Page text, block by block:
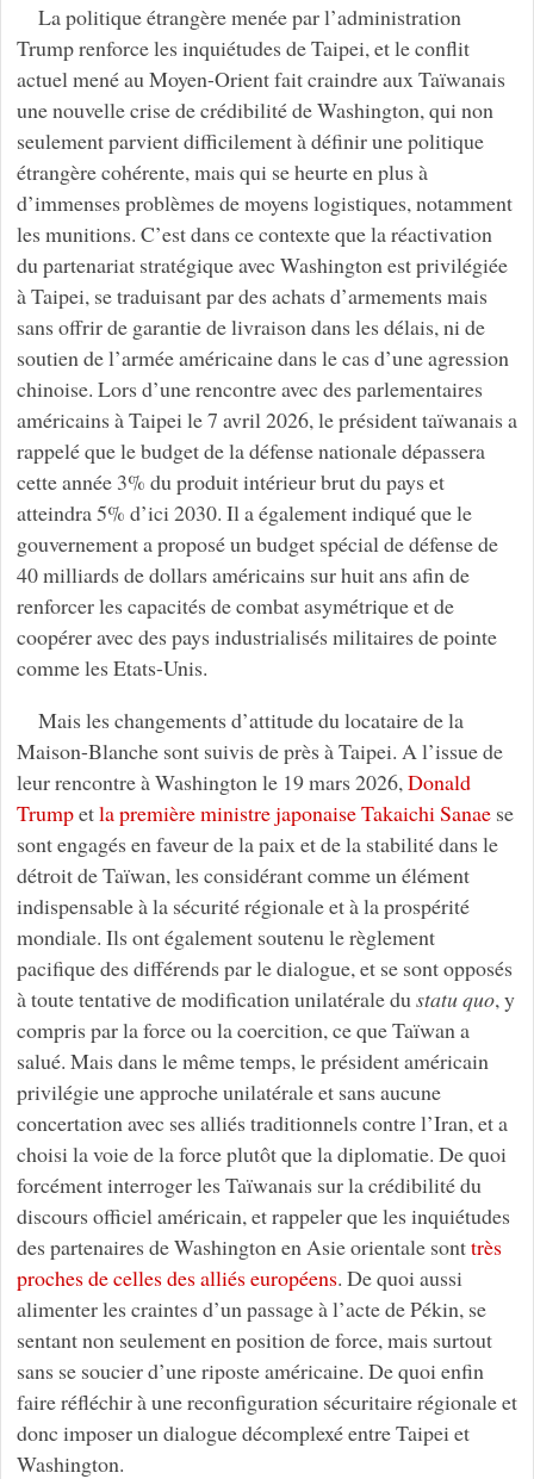
La politique étrangère menée par l’administration
Trump renforce les inquiétudes de Taipei, et le conflit
actuel mené au Moyen-Orient fait craindre aux Taïwanais
une nouvelle crise de crédibilité de Washington, qui non
seulement parvient difficilement à définir une politique
étrangère cohérente, mais qui se heurte en plus à
d’immenses problèmes de moyens logistiques, notamment
les munitions. C’est dans ce contexte que la réactivation
du partenariat stratégique avec Washington est privilégiée
à Taipei, se traduisant par des achats d’armements mais
sans offrir de garantie de livraison dans les délais, ni de
soutien de l’armée américaine dans le cas d’une agression
chinoise. Lors d’une rencontre avec des parlementaires
américains à Taipei le 7 avril 2026, le président taïwanais a
rappelé que le budget de la défense nationale dépassera
cette année 3% du produit intérieur brut du pays et
atteindra 5% d’ici 2030. Il a également indiqué que le
gouvernement a proposé un budget spécial de défense de
40 milliards de dollars américains sur huit ans afin de
renforcer les capacités de combat asymétrique et de
coopérer avec des pays industrialisés militaires de pointe
comme les Etats-Unis.
Mais les changements d’attitude du locataire de la
Maison-Blanche sont suivis de près à Taipei. A l’issue de
leur rencontre à Washington le 19 mars 2026, Donald
Trumpetla première ministre japonaise Takaichi Sanaese
sont engagés en faveur de la paix et de la stabilité dans le
détroit de Taïwan, les considérant comme un élément
indispensable à la sécurité régionale et à la prospérité
mondiale. Ils ont également soutenu le règlement
pacifique des différends par le dialogue, et se sont opposés
à toute tentative de modification unilatérale du statu quo, y
compris par la force ou la coercition, ce que Taïwan a
salué. Mais dans le même temps, le président américain
privilégie une approche unilatérale et sans aucune
concertation avec ses alliés traditionnels contre l’Iran, et a
choisi la voie de la force plutôt que la diplomatie. De quoi
forcément interroger les Taïwanais sur la crédibilité du
discours officiel américain, et rappeler que les inquiétudes
des partenaires de Washington en Asie orientale sonttrès
proches de celles des alliés européens. De quoi aussi
alimenter les craintes d’un passage à l’acte de Pékin, se
sentant non seulement en position de force, mais surtout
sans se soucier d’une riposte américaine. De quoi enfin
faire réfléchir à une reconfiguration sécuritaire régionale et
donc imposer un dialogue décomplexé entre Taipei et
Washington.